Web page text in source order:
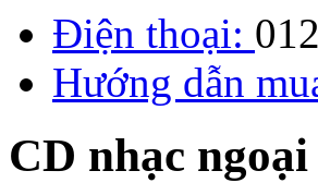
Điện thoại:
Hướng dẫn
CD nhạc